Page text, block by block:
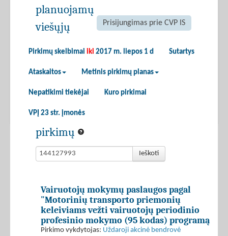
Prisijungimas prie CVP IS
Pirkimų skelbimai iki 2017 m. liepos 1 d Sutartys
Ataskaitos Metinis pirkimų planas
Nepatikimi tiekėjai Kuro pirkimai
VPĮ 23 str. įmonės
planuojamų
viešųjų
pirkimų
Ieškoti
Vairuotojų mokymų paslaugos pagal
"Motorinių transporto priemonių
keleiviams vežti vairuotojų periodinio
profesinio mokymo (95 kodas) programą
Pirkimo vykdytojas: Uždaroji akcinė bendrovė